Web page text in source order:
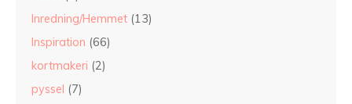
Inredning/Hemmet (13)
Inspiration (66)
kortmakeri (2)
pyssel (7)